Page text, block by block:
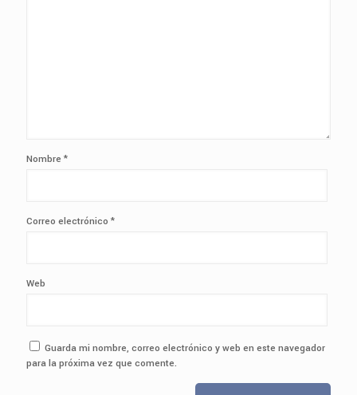
Nombre *
Correo electrónico *
Web
Guarda mi nombre, correo electrónico y web en este navegador
para la próxima vez que comente.